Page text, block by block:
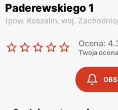
Paderewskiego 1
(pow. Koszalin, woj.
Ocena:
Twoja